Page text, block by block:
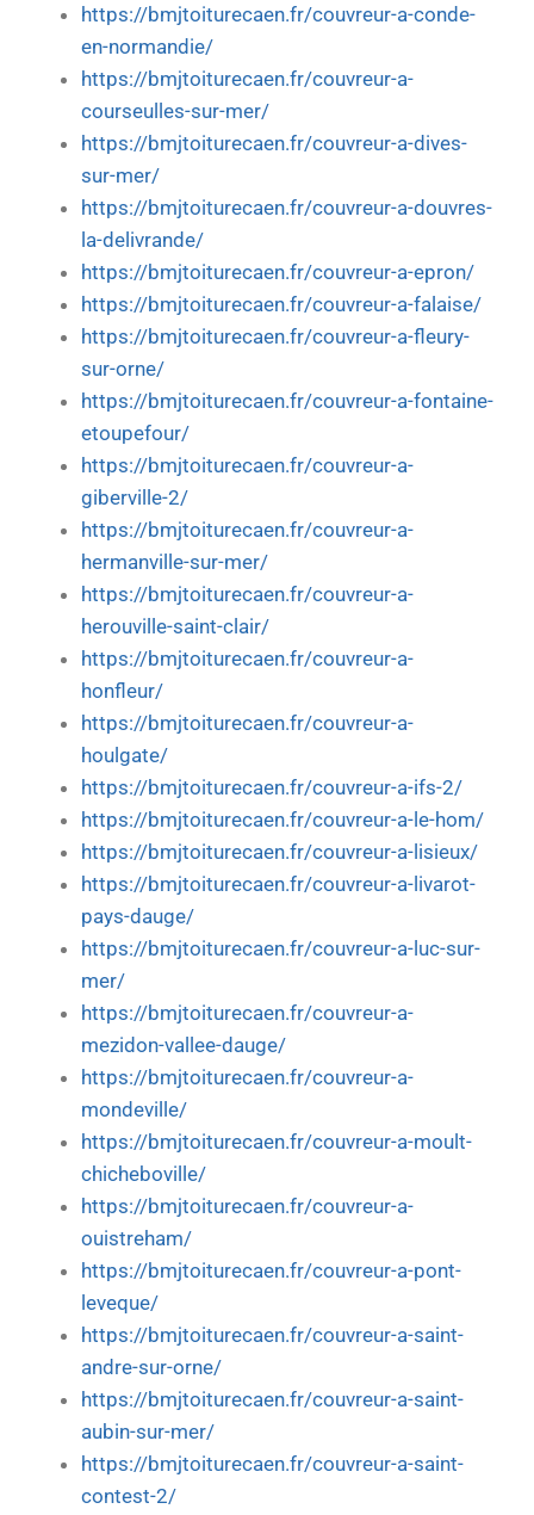
https://bmjtoiturecaen.fr/couvreur-a-conde-
en-normandie/
https://bmjtoiturecaen.fr/couvreur-a-
courseulles-sur-mer/
https://bmjtoiturecaen.fr/couvreur-a-dives-
sur-mer/
https://bmjtoiturecaen.fr/couvreur-a-douvres-
la-delivrande/
https://bmjtoiturecaen.fr/couvreur-a-epron/
https://bmjtoiturecaen.fr/couvreur-a-falaise/
https://bmjtoiturecaen.fr/couvreur-a-fleury-
sur-orne/
https://bmjtoiturecaen.fr/couvreur-a-fontaine-
etoupefour/
https://bmjtoiturecaen.fr/couvreur-a-
giberville-2/
https://bmjtoiturecaen.fr/couvreur-a-
hermanville-sur-mer/
https://bmjtoiturecaen.fr/couvreur-a-
herouville-saint-clair/
https://bmjtoiturecaen.fr/couvreur-a-
honfleur/
https://bmjtoiturecaen.fr/couvreur-a-
houlgate/
https://bmjtoiturecaen.fr/couvreur-a-ifs-2/
https://bmjtoiturecaen.fr/couvreur-a-le-hom/
https://bmjtoiturecaen.fr/couvreur-a-lisieux/
https://bmjtoiturecaen.fr/couvreur-a-livarot-
pays-dauge/
https://bmjtoiturecaen.fr/couvreur-a-luc-sur-
mer/
https://bmjtoiturecaen.fr/couvreur-a-
mezidon-vallee-dauge/
https://bmjtoiturecaen.fr/couvreur-a-
mondeville/
https://bmjtoiturecaen.fr/couvreur-a-moult-
chicheboville/
https://bmjtoiturecaen.fr/couvreur-a-
ouistreham/
https://bmjtoiturecaen.fr/couvreur-a-pont-
leveque/
https://bmjtoiturecaen.fr/couvreur-a-saint-
andre-sur-orne/
https://bmjtoiturecaen.fr/couvreur-a-saint-
aubin-sur-mer/
https://bmjtoiturecaen.fr/couvreur-a-saint-
contest-2/